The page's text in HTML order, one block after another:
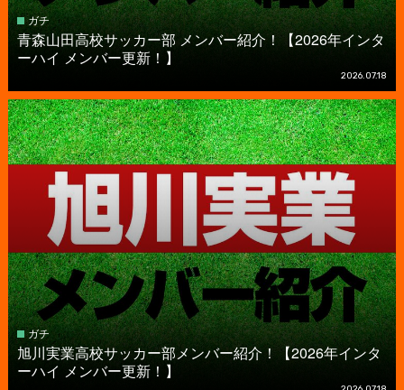
ガチ
青森山田高校サッカー部 メンバー紹介！【2026年インタ
ーハイ メンバー更新！】
2026.07.18
ガチ
旭川実業高校サッカー部メンバー紹介！【2026年インタ
ーハイ メンバー更新！】